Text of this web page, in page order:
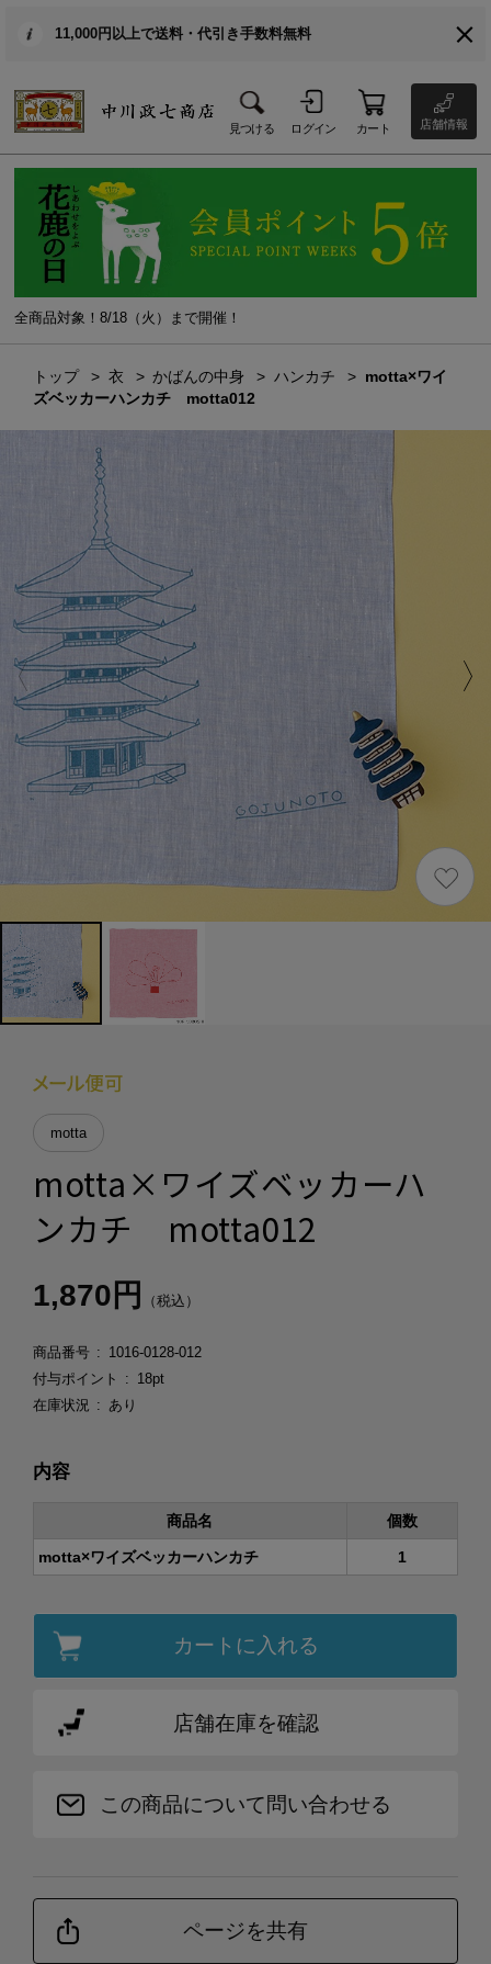
11,000円以上で送料・代引き手数料無料
見つける ログイン カート 店舗情報
全商品対象！8/18（火）まで開催！
トップ 衣 かばんの中身 ハンカチ
motta×ワイ
ズベッカーハンカチ motta012
motta
motta×ワイズベッカーハ
ンカチ motta012
1,870円 （税込）
商品番号
1016-0128-012
付与ポイント
18pt
在庫状況
あり
カートに入れる
店舗在庫を確認
内容
商品名 個数
motta×ワイズベッカーハンカチ 1
この商品について問い合わせる
ページを共有